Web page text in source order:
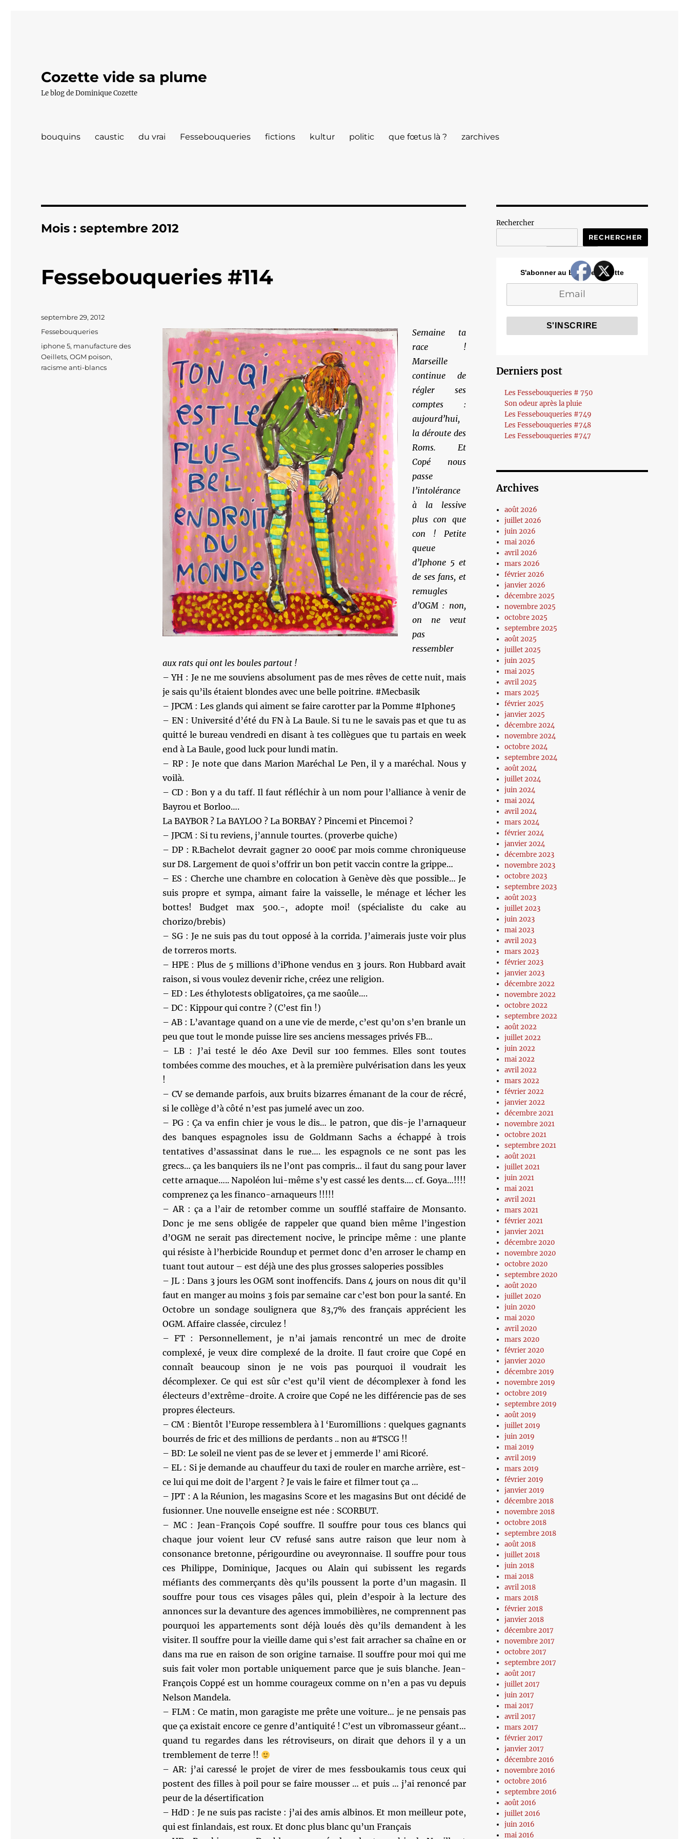
Cozette vide sa plume
Le blog de Dominique Cozette
bouquins caustic du vrai Fessebouqueries fictions kultur politic que fœtus là ? zarchives
Mois :septembre 2012
Fessebouqueries #114
Semaine ta
race !
Marseille
continue de
régler ses
comptes :
aujourd’hui,
la déroute des
Roms. Et
Copé nous
passe
l’intolérance
à la lessive
plus con que
con ! Petite
queue
d’Iphone 5 et
de ses fans, et
remugles
d’OGM : non,
on ne veut
pas
ressembler
aux rats qui ont les boules partout !
– YH : Je ne me souviens absolument pas de mes rêves de cette nuit, mais
je sais qu’ils étaient blondes avec une belle poitrine. #Mecbasik
– JPCM : Les glands qui aiment se faire carotter par la Pomme #Iphone5
– EN : Université d’été du FN à La Baule. Si tu ne le savais pas et que tu as
quitté le bureau vendredi en disant à tes collègues que tu partais en week
end à La Baule, good luck pour lundi matin.
– RP : Je note que dans Marion Maréchal Le Pen, il y a maréchal. Nous y
voilà.
– CD : Bon y a du taff. Il faut réfléchir à un nom pour l’alliance à venir de
Bayrou et Borloo….
La BAYBOR ? La BAYLOO ? La BORBAY ? Pincemi et Pincemoi ?
– JPCM : Si tu reviens, j’annule tourtes. (proverbe quiche)
– DP : R.Bachelot devrait gagner 20 000€ par mois comme chroniqueuse
sur D8. Largement de quoi s’offrir un bon petit vaccin contre la grippe…
– ES : Cherche une chambre en colocation à Genève dès que possible… Je
suis propre et sympa, aimant faire la vaisselle, le ménage et lécher les
bottes! Budget max 500.-, adopte moi! (spécialiste du cake au
chorizo/brebis)
– SG : Je ne suis pas du tout opposé à la corrida. J’aimerais juste voir plus
de torreros morts.
– HPE : Plus de 5 millions d’iPhone vendus en 3 jours. Ron Hubbard avait
raison, si vous voulez devenir riche, créez une religion.
– ED : Les éthylotests obligatoires, ça me saoûle….
– DC : Kippour qui contre ? (C’est fin !)
– AB : L’avantage quand on a une vie de merde, c’est qu’on s’en branle un
peu que tout le monde puisse lire ses anciens messages privés FB…
– LB : J’ai testé le déo Axe Devil sur 100 femmes. Elles sont toutes
tombées comme des mouches, et à la première pulvérisation dans les yeux
!
– CV se demande parfois, aux bruits bizarres émanant de la cour de récré,
si le collège d’à côté n’est pas jumelé avec un zoo.
– PG : Ça va enfin chier je vous le dis… le patron, que dis-je l’arnaqueur
des banques espagnoles issu de Goldmann Sachs a échappé à trois
tentatives d’assassinat dans le rue…. les espagnols ce ne sont pas les
grecs… ça les banquiers ils ne l’ont pas compris… il faut du sang pour laver
cette arnaque….. Napoléon lui-même s’y est cassé les dents…. cf. Goya…!!!!
comprenez ça les financo-arnaqueurs !!!!!
– AR : ça a l’air de retomber comme un soufflé staffaire de Monsanto.
Donc je me sens obligée de rappeler que quand bien même l’ingestion
d’OGM ne serait pas directement nocive, le principe même : une plante
qui résiste à l’herbicide Roundup et permet donc d’en arroser le champ en
tuant tout autour – est déjà une des plus grosses saloperies possibles
– JL : Dans 3 jours les OGM sont inoffencifs. Dans 4 jours on nous dit qu’il
faut en manger au moins 3 fois par semaine car c’est bon pour la santé. En
Octobre un sondage soulignera que 83,7% des français apprécient les
OGM. Affaire classée, circulez !
– FT : Personnellement, je n’ai jamais rencontré un mec de droite
complexé, je veux dire complexé de la droite. Il faut croire que Copé en
connaît beaucoup sinon je ne vois pas pourquoi il voudrait les
décomplexer. Ce qui est sûr c’est qu’il vient de décomplexer à fond les
électeurs d’extrême-droite. A croire que Copé ne les différencie pas de ses
propres électeurs.
– CM : Bientôt l’Europe ressemblera à l ‘Euromillions : quelques gagnants
bourrés de fric et des millions de perdants .. non au #TSCG !!
– BD: Le soleil ne vient pas de se lever et j emmerde l’ ami Ricoré.
– EL : Si je demande au chauffeur du taxi de rouler en marche arrière, est-
ce lui qui me doit de l’argent ? Je vais le faire et filmer tout ça …
– JPT : A la Réunion, les magasins Score et les magasins But ont décidé de
fusionner. Une nouvelle enseigne est née : SCORBUT.
– MC : Jean-François Copé souffre. Il souffre pour tous ces blancs qui
chaque jour voient leur CV refusé sans autre raison que leur nom à
consonance bretonne, périgourdine ou aveyronnaise. Il souffre pour tous
ces Philippe, Dominique, Jacques ou Alain qui subissent les regards
méfiants des commerçants dès qu’ils poussent la porte d’un magasin. Il
souffre pour tous ces visages pâles qui, plein d’espoir à la lecture des
annonces sur la devanture des agences immobilières, ne comprennent pas
pourquoi les appartements sont déjà loués dès qu’ils demandent à les
visiter. Il souffre pour la vieille dame qui s’est fait arracher sa chaîne en or
dans ma rue en raison de son origine tarnaise. Il souffre pour moi qui me
suis fait voler mon portable uniquement parce que je suis blanche. Jean-
François Coppé est un homme courageux comme on n’en a pas vu depuis
Nelson Mandela.
– FLM : Ce matin, mon garagiste me prête une voiture… je ne pensais pas
que ça existait encore ce genre d’antiquité ! C’est un vibromasseur géant…
quand tu regardes dans les rétroviseurs, on dirait que dehors il y a un
tremblement de terre !!
– AR: j’ai caressé le projet de virer de mes fessboukamis tous ceux qui
postent des filles à poil pour se faire mousser … et puis … j’ai renoncé par
peur de la désertification
– HdD : Je ne suis pas raciste : j’ai des amis albinos. Et mon meilleur pote,
qui est finlandais, est roux. Et donc plus blanc qu’un Français
Publié
septembre 29, 2012
Catégories
Fessebouqueries
Étiquettes
iphone 5, manufacture des
Oeillets,OGM poison,
racisme anti-blancs
Rechercher
RECHERCHER
S'abonner au blog de Cozette
Derniers post
Les Fessebouqueries # 750
Son odeur après la pluie
Les Fessebouqueries #749
Les Fessebouqueries #748
Les Fessebouqueries #747
Archives
août 2026
juillet 2026
juin 2026
mai 2026
avril 2026
mars 2026
février 2026
janvier 2026
décembre 2025
novembre 2025
octobre 2025
septembre 2025
août 2025
juillet 2025
juin 2025
mai 2025
avril 2025
mars 2025
février 2025
janvier 2025
décembre 2024
novembre 2024
octobre 2024
septembre 2024
août 2024
juillet 2024
juin 2024
mai 2024
avril 2024
mars 2024
février 2024
janvier 2024
décembre 2023
novembre 2023
octobre 2023
septembre 2023
août 2023
juillet 2023
juin 2023
mai 2023
avril 2023
mars 2023
février 2023
janvier 2023
décembre 2022
novembre 2022
octobre 2022
septembre 2022
août 2022
juillet 2022
juin 2022
mai 2022
avril 2022
mars 2022
février 2022
janvier 2022
décembre 2021
novembre 2021
octobre 2021
septembre 2021
août 2021
juillet 2021
juin 2021
mai 2021
avril 2021
mars 2021
février 2021
janvier 2021
décembre 2020
novembre 2020
octobre 2020
septembre 2020
août 2020
juillet 2020
juin 2020
mai 2020
avril 2020
mars 2020
février 2020
janvier 2020
décembre 2019
novembre 2019
octobre 2019
septembre 2019
août 2019
juillet 2019
juin 2019
mai 2019
avril 2019
mars 2019
février 2019
janvier 2019
décembre 2018
novembre 2018
octobre 2018
septembre 2018
août 2018
juillet 2018
juin 2018
mai 2018
avril 2018
mars 2018
février 2018
janvier 2018
décembre 2017
novembre 2017
octobre 2017
septembre 2017
août 2017
juillet 2017
juin 2017
mai 2017
avril 2017
mars 2017
février 2017
janvier 2017
décembre 2016
novembre 2016
octobre 2016
septembre 2016
août 2016
juillet 2016
juin 2016
mai 2016